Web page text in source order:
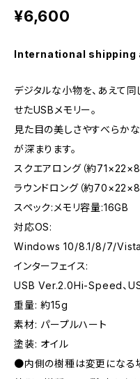
¥6,600
International shipping
デジタルな小物を、あえて
せたUSBメモリー。
見た目の美しさやすべらか
が深まります。
スクエアロング（約
ラウンドロング（約
スペック:メモリ容量:16GB
対応OS:
Windows 10/8.1/8/7/
インターフェイス:
USB Ver.2.0Hi-Speed、
重量: 約15g
素材: パープルハート
塗装: オイル
●内側の樹種は変更になる